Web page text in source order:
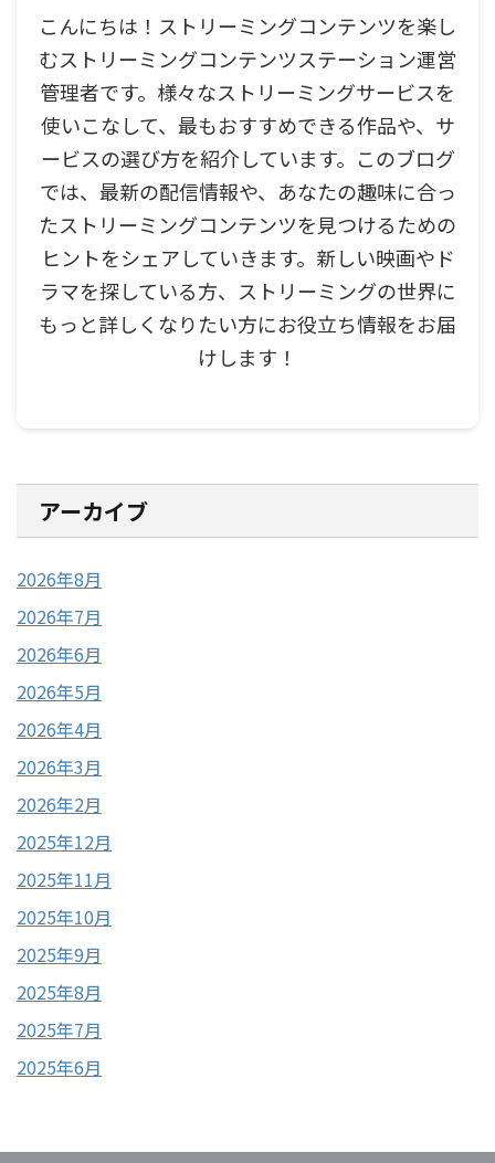
こんにちは！ストリーミングコンテンツを楽し
むストリーミングコンテンツステーション運営
管理者です。様々なストリーミングサービスを
使いこなして、最もおすすめできる作品や、サ
ービスの選び方を紹介しています。このブログ
では、最新の配信情報や、あなたの趣味に合っ
たストリーミングコンテンツを見つけるための
ヒントをシェアしていきます。新しい映画やド
ラマを探している方、ストリーミングの世界に
もっと詳しくなりたい方にお役立ち情報をお届
けします！
アーカイブ
2026年8月
2026年7月
2026年6月
2026年5月
2026年4月
2026年3月
2026年2月
2025年12月
2025年11月
2025年10月
2025年9月
2025年8月
2025年7月
2025年6月